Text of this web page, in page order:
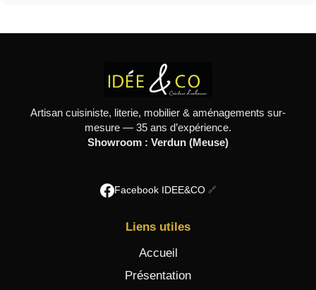
Artisan cuisiniste, literie, mobilier & aménagements sur-
mesure — 35 ans d’expérience.
Showroom : Verdun (Meuse)
Facebook IDEE&CO
Liens utiles
Accueil
Présentation